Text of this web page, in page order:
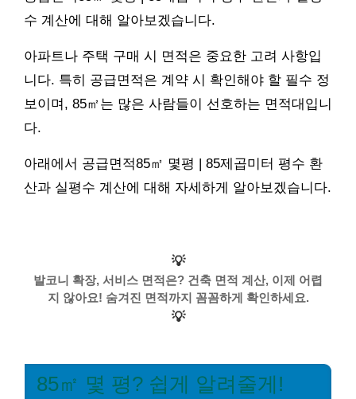
수 계산에 대해 알아보겠습니다.
아파트나 주택 구매 시 면적은 중요한 고려 사항입
니다. 특히 공급면적은 계약 시 확인해야 할 필수 정
보이며, 85㎡는 많은 사람들이 선호하는 면적대입니
다.
아래에서 공급면적85㎡ 몇평 | 85제곱미터 평수 환
산과 실평수 계산에 대해 자세하게 알아보겠습니다.
💡
발코니 확장, 서비스 면적은? 건축 면적 계산, 이제 어렵
지 않아요! 숨겨진 면적까지 꼼꼼하게 확인하세요.
💡
85㎡ 몇 평? 쉽게 알려줄게!